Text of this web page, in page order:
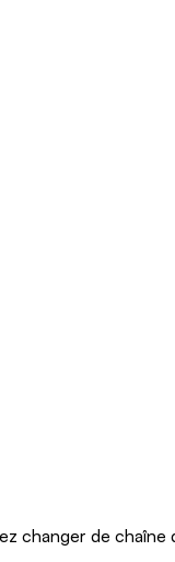
changer de chaîne